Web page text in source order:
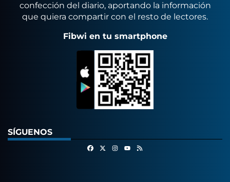
confección del diario, aportando la información
que quiera compartir con el resto de lectores.
Fibwi en tu smartphone
SÍGUENOS
FacebookInstagram